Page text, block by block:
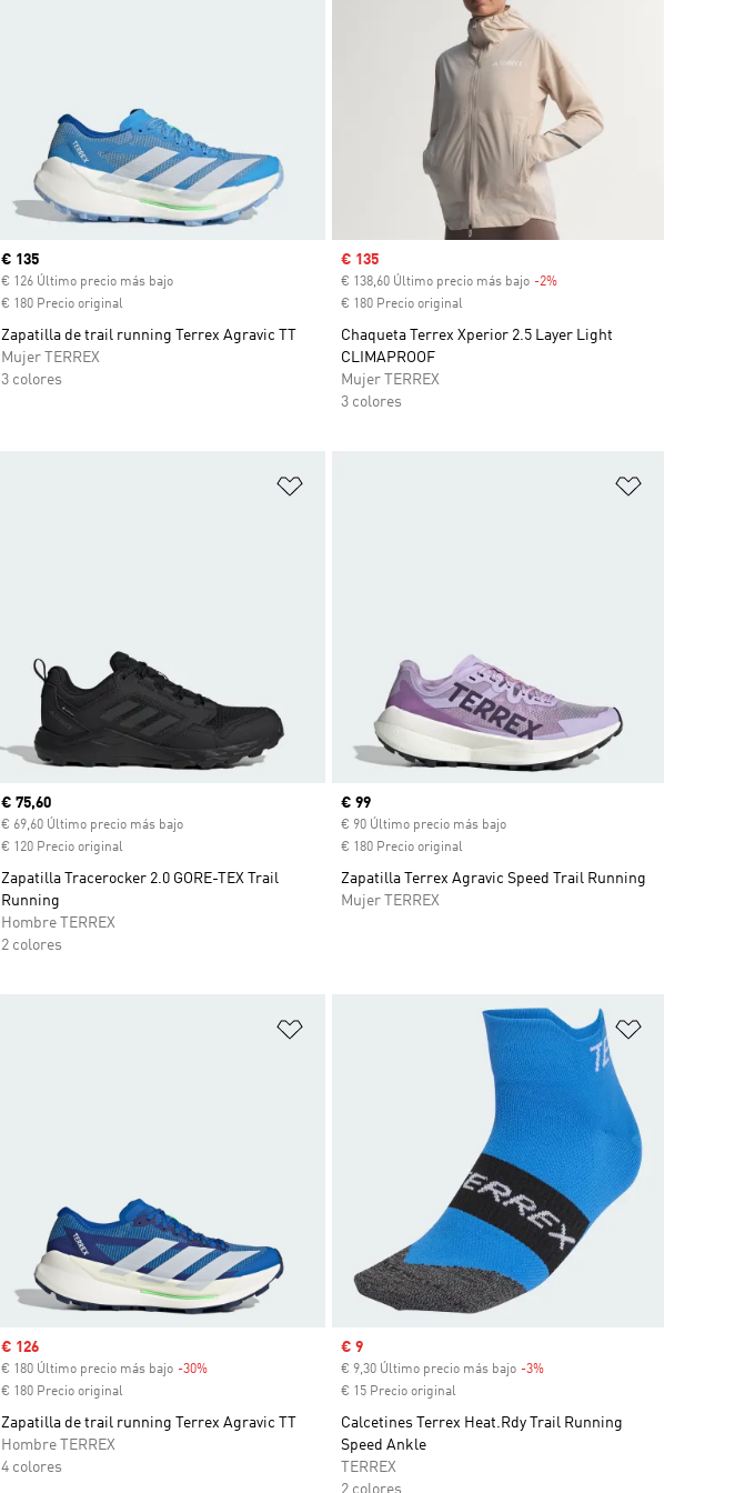
Precio actual
€ 135
€ 126 Último precio más bajo
€ 180 Precio original
Zapatilla de trail running Terrex Agravic TT
Mujer TERREX
3 colores
Precio de venta
€ 135
€ 138,60 Último precio más bajo -2%Descuento
€ 180 Precio original
Chaqueta Terrex Xperior 2.5 Layer Light
CLIMAPROOF
Mujer TERREX
3 colores
Precio actual
€ 75,60
€ 69,60 Último precio más bajo
€ 120 Precio original
Zapatilla Tracerocker 2.0 GORE-TEX Trail
Running
Hombre TERREX
2 colores
Precio actual
€ 99
€ 90 Último precio más bajo
€ 180 Precio original
Zapatilla Terrex Agravic Speed Trail Running
Mujer TERREX
Añadir a la lista de deseos
Precio de venta
€ 126
€ 180 Último precio más bajo -30%
€ 180 Precio original
Zapatilla de trail running Terrex Agravic TT
Hombre TERREX
4 colores
Precio de venta
€ 9
€ 9,30 Último precio más bajo -3%Descuento
€ 15 Precio original
Calcetines Terrex Heat.Rdy Trail Running
Speed Ankle
TERREX
2 colores